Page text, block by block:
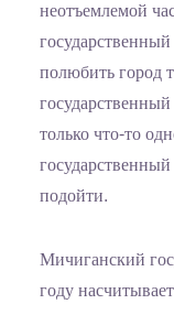
неотъемлемой
полюбить город
только что-то
подойти.
Мичиганский
году